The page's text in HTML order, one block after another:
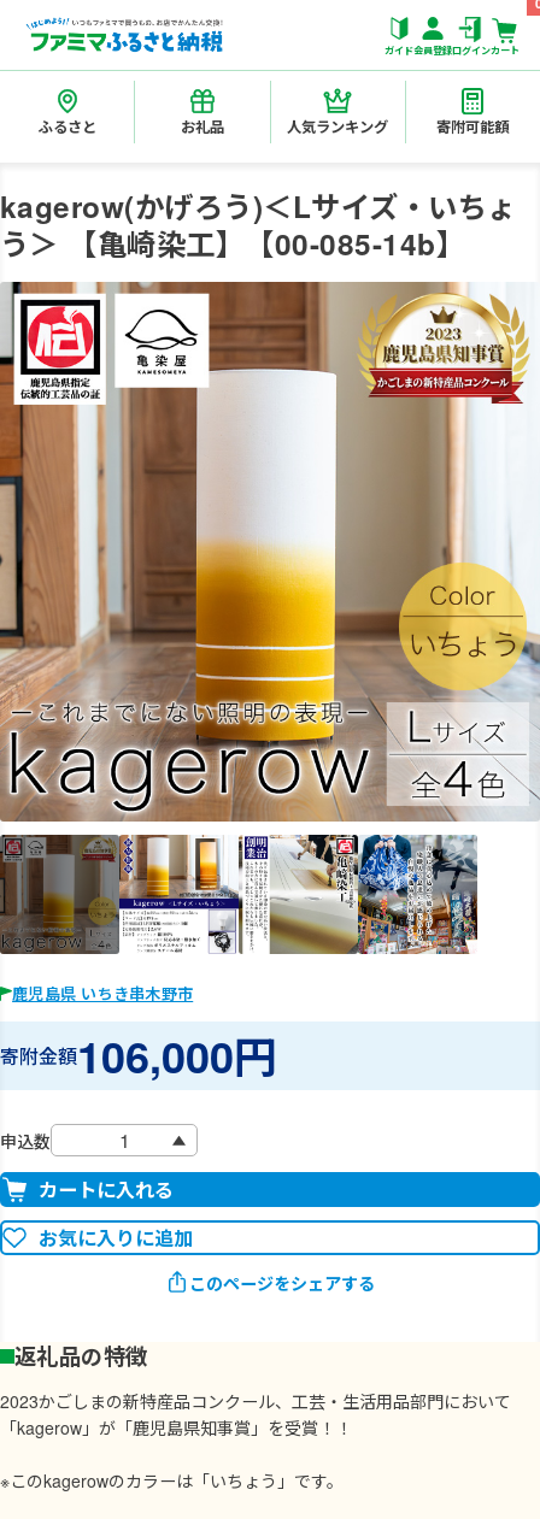
ガイド会員登録ログインカート
ふるさと お礼品 人気ランキング 寄附可能額
kagerow(かげろう)＜Lサイズ・いちょ
う＞ 【亀崎染工】【00-085-14b】
鹿児島県 いちき串木野市
寄附金額106,000円
申込数
カートに入れる
お気に入りに追加
このページをシェアする
返礼品の特徴
2023かごしまの新特産品コンクール、工芸・生活用品部門において
「kagerow」が「鹿児島県知事賞」を受賞！！
※このkagerowのカラーは「いちょう」です。